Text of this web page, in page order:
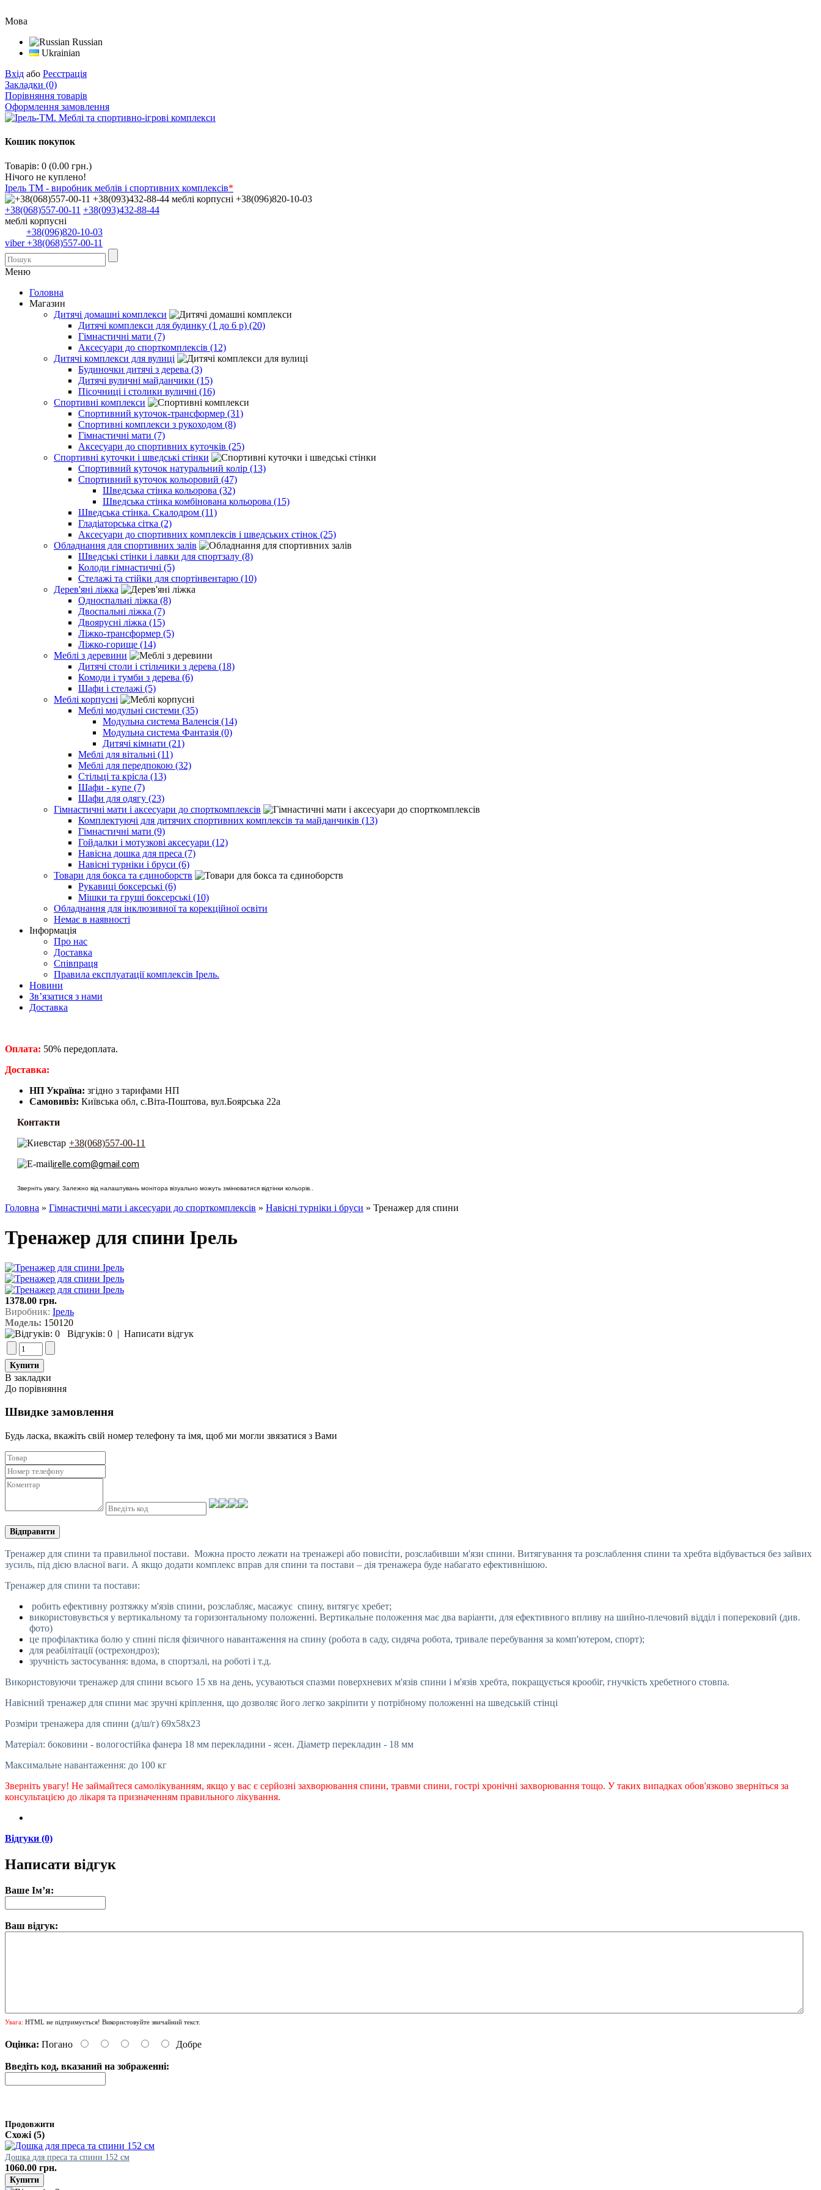
Мова
Russian
Ukrainian
Вхід або Реєстрація
Закладки (0)
Порівняння товарів
Оформлення замовлення
Кошик покупок
Товарів: 0 (0.00 грн.)
Нічого не куплено!
Ірель ТМ - виробник меблів і спортивних комплексів*
+38(068)557-00-11 +38(093)432-88-44
меблі корпусні
+38(096)820-10-03
viber +38(068)557-00-11
Меню
Головна
Магазин
Дитячі домашні комплекси
Дитячі комплекси для будинку (1 до 6 р) (20)
Гімнастичні мати (7)
Аксесуари до спорткомплексів (12)
Дитячі комплекси для вулиці
Будиночки дитячі з дерева (3)
Дитячі вуличні майданчики (15)
Пісочниці і столики вуличні (16)
Спортивні комплекси
Спортивний куточок-трансформер (31)
Спортивні комплекси з рукоходом (8)
Гімнастичні мати (7)
Аксесуари до спортивних куточків (25)
Спортивні куточки і шведські стінки
Спортивний куточок натуральний колір (13)
Спортивний куточок кольоровий (47)
Шведська стінка кольорова (32)
Шведська стінка комбінована кольорова (15)
Шведська стінка. Скалодром (11)
Гладіаторська сітка (2)
Аксесуари до спортивних комплексів і шведських стінок (25)
Обладнання для спортивних залів
Шведські стінки і лавки для спортзалу (8)
Колоди гімнастичні (5)
Стелажі та стійки для спортінвентарю (10)
Дерев'яні ліжка
Односпальні ліжка (8)
Двоспальні ліжка (7)
Двоярусні ліжка (15)
Ліжко-трансформер (5)
Ліжко-горище (14)
Меблі з деревини
Дитячі столи і стільчики з дерева (18)
Комоди і тумби з дерева (6)
Шафи і стелажі (5)
Меблі корпусні
Меблі модульні системи (35)
Модульна система Валенсія (14)
Модульна система Фантазія (0)
Дитячі кімнати (21)
Меблі для вітальні (11)
Меблі для передпокою (32)
Стільці та крісла (13)
Шафи - купе (7)
Шафи для одягу (23)
Гімнастичні мати і аксесуари до спорткомплексів
Комплектуючі для дитячих спортивних комплексів та майданчиків (13)
Гімнастичні мати (9)
Гойдалки і мотузкові аксесуари (12)
Навісна дошка для преса (7)
Навісні турніки і бруси (6)
Товари для бокса та єдиноборств
Рукавиці боксерські (6)
Мішки та груші боксерські (10)
Обладнання для інклюзивної та корекційної освіти
Немає в наявності
Інформація
Про нас
Доставка
Співпраця
Правила експлуатації комплексів Ірель.
Новини
Зв’язатися з нами
Доставка
Оплата: 50% передоплата.
​Доставка:
НП Україна: згідно з тарифами НП
Самовивіз: Київська обл, с.Віта-Поштова, вул.Боярська 22а
Контакти
+38(068)557-00-11
irelle.com@gmail.com
Зверніть увагу. Залежно від налаштувань монітора візуально можуть змінюватися відтінки кольорів..
Головна » Гімнастичні мати і аксесуари до спорткомплексів » Навісні турніки і бруси » Тренажер для спини
Тренажер для спини Ірель
1378.00 грн.
Виробник: Ірель
Модель: 150120
Відгуків: 0 | Написати відгук
В закладки
До порівняння
Швидке замовлення
Будь ласка, вкажіть свій номер телефону та iмя, щоб ми могли звязатися з Вами
Відправити
Тренажер для спини та правильної постави. Можна просто лежати на тренажері або повисіти, розслабивши м'язи спини. Витягування та розслаблення спини та хребта відбувається без зайвих
зусиль, під дією власної ваги. А якщо додати комплекс вправ для спини та постави – дія тренажера буде набагато ефективнішою.
Тренажер для спини та постави:
робить ефективну розтяжку м'язів спини, розслабляє, масажує спину, витягує хребет;
використовувється у вертикальному та горизонтальному положенні. Вертикальне положення має два варіанти, для ефективного впливу на шийно-плечовий відділ і поперековий (див.
фото)
це профілактика болю у спині після фізичного навантаження на спину (робота в саду, сидяча робота, тривале перебування за комп'ютером, спорт);
для реабілітації (острехондроз);
зручність застосування: вдома, в спортзалі, на роботі і т.д.
Використовуючи тренажер для спини всього 15 хв на день, усуваються спазми поверхневих м'язів спини і м'язів хребта, покращується крообіг, гнучкість хребетного стовпа.
Навісний тренажер для спини має зручні кріплення, що дозволяє його легко закріпити у потрібному положенні на шведській стінці
Розміри тренажера для спини (д/ш/г) 69х58х23
Матеріал: боковини - вологостійка фанера 18 мм перекладини - ясен. Діаметр перекладин - 18 мм
Максимальне навантаження: до 100 кг
Зверніть увагу! Не займайтеся самолікуванням, якщо у вас є серйозні захворювання спини, травми спини, гострі хронічні захворювання тощо. У таких випадках обов'язково зверніться за
консультацією до лікаря та призначенням правильного лікування.
Відгуки (0)
Написати відгук
Ваше Ім’я:
Ваш відгук:
Увага: HTML не підтримується! Використовуйте звичайний текст.
Оцінка: Погано Добре
Введіть код, вказаний на зображенні:
Продовжити
Схожі (5)
Дошка для преса та спини 152 см
1060.00 грн.